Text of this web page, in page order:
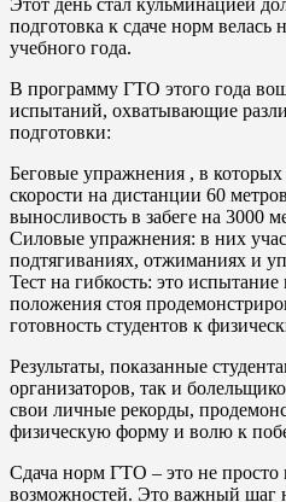
подготовка к сдаче норм велась
учебного года.
В программу ГТО этого года
испытаний, охватывающие
подготовки:
Беговые упражнения , в которых
скорости на дистанции 60
выносливость в забеге на 3000
Силовые упражнения: в них
подтягиваниях, отжиманиях и
Тест на гибкость: это
положения стоя
готовность студентов к
Результаты, показанные
организаторов, так и
свои личные рекорды,
физическую форму и волю к
Сдача норм ГТО – это не просто
возможностей. Это важный шаг